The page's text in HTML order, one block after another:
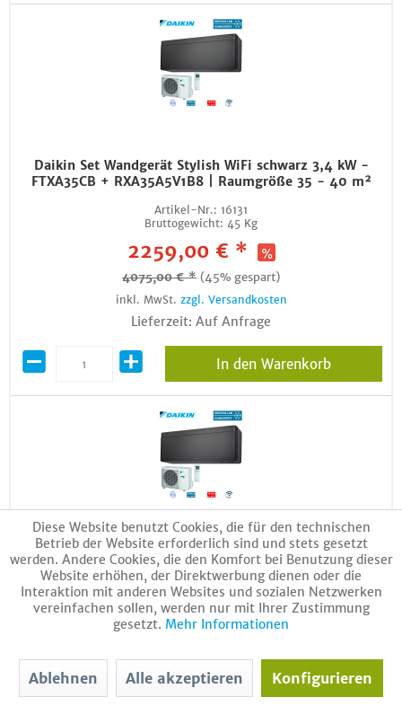
Daikin Set Wandgerät Stylish WiFi schwarz 3,4 kW -
FTXA35CB + RXA35A5V1B8 | Raumgröße 35 - 40 m²
Artikel-Nr.: 16131
Bruttogewicht: 45 Kg
2259,00 € *
4075,00 € * (45% gespart)
inkl. MwSt. zzgl. Versandkosten
Lieferzeit: Auf Anfrage
In den Warenkorb
Daikin Set Wandgerät Stylish WiFi schwarz 4,2 kW -
FTXA42CB + RXA42B8 | Raumgröße 40 - 45 m² | R32
Artikel-Nr.:
16132
Bruttogewicht:45 Kg
4515,00 € * (43% gespart)
zzgl. Versandkosten
Diese Website benutzt Cookies, die für den technischen
Betrieb der Website erforderlich sind und stets gesetzt
werden. Andere Cookies, die den Komfort bei Benutzung dieser
Website erhöhen, der Direktwerbung dienen oder die
Interaktion mit anderen Websites und sozialen Netzwerken
vereinfachen sollen, werden nur mit Ihrer Zustimmung
gesetzt. Mehr Informationen
Ablehnen Alle akzeptieren Konfigurieren